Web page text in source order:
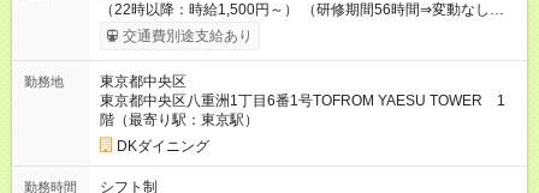
（22時以降：時給1,500円～） （研修期間56時間⇒変動なし） ■
食事補助あり⇒1食200円 ■友人紹介制度あり⇒1人紹介につき最
大3万円支給！ 【試用期間】試用期間なし
交通費別途支給あり
勤務地
東京都中央区
東京都中央区八重洲1丁目6番1号TOFROM YAESU TOWER 1
階（最寄り駅：東京駅）
DKダイニング
勤務時間
シフト制